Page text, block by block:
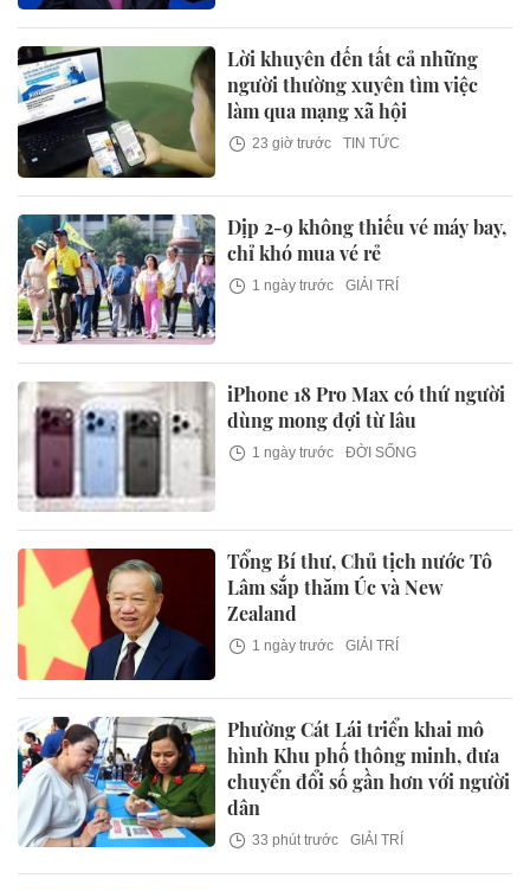
Lời khuyên đến tất cả những
người thường xuyên tìm việc
làm qua mạng xã hội
23 giờ trước TIN TỨC
Dịp 2-9 không thiếu vé máy bay,
chỉ khó mua vé rẻ
1 ngày trước GIẢI TRÍ
iPhone 18 Pro Max có thứ người
dùng mong đợi từ lâu
1 ngày trước ĐỜI SỐNG
Tổng Bí thư, Chủ tịch nước Tô
Lâm sắp thăm Úc và New
Zealand
1 ngày trước GIẢI TRÍ
Phường Cát Lái triển khai mô
hình Khu phố thông minh, đưa
chuyển đổi số gần hơn với người
dân
33 phút trước GIẢI TRÍ